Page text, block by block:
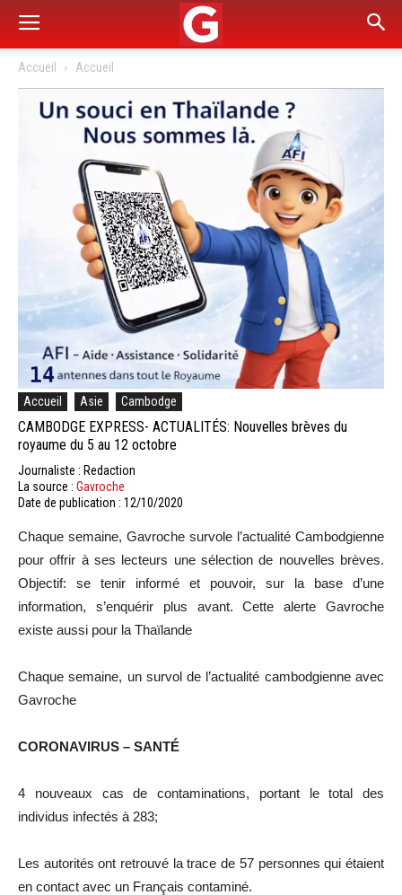
Accueil Accueil
Accueil Asie Cambodge
CAMBODGE EXPRESS- ACTUALITÉS: Nouvelles brèves du
royaume du 5 au 12 octobre
Journaliste : Redaction
La source : Gavroche
Date de publication : 12/10/2020
Chaque semaine, Gavroche survole l’actualité Cambodgienne
pour offrir à ses lecteurs une sélection de nouvelles brèves.
Objectif: se tenir informé et pouvoir, sur la base d’une
information, s’enquérir plus avant. Cette alerte Gavroche
existe aussi pour la Thaïlande
Chaque semaine, un survol de l’actualité cambodgienne avec
Gavroche
CORONAVIRUS – SANTÉ
4 nouveaux cas de contaminations, portant le total des
individus infectés à 283;
Les autorités ont retrouvé la trace de 57 personnes qui étaient
en contact avec un Français contaminé.